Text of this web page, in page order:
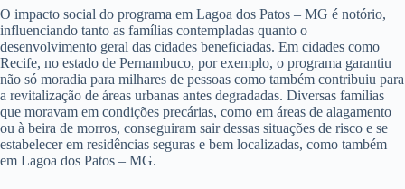
O impacto social do programa em Lagoa dos Patos – MG é notório,
influenciando tanto as famílias contempladas quanto o
desenvolvimento geral das cidades beneficiadas. Em cidades como
Recife, no estado de Pernambuco, por exemplo, o programa garantiu
não só moradia para milhares de pessoas como também contribuiu para
a revitalização de áreas urbanas antes degradadas. Diversas famílias
que moravam em condições precárias, como em áreas de alagamento
ou à beira de morros, conseguiram sair dessas situações de risco e se
estabelecer em residências seguras e bem localizadas, como também
em Lagoa dos Patos – MG.